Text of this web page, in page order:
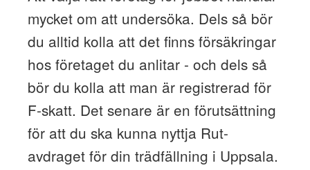
mycket om att undersöka. Dels så bör
du alltid kolla att det finns försäkringar
hos företaget du anlitar - och dels så
bör du kolla att man är registrerad för
F-skatt. Det senare är en förutsättning
för att du ska kunna nyttja Rut-
avdraget för din trädfällning i Uppsala.